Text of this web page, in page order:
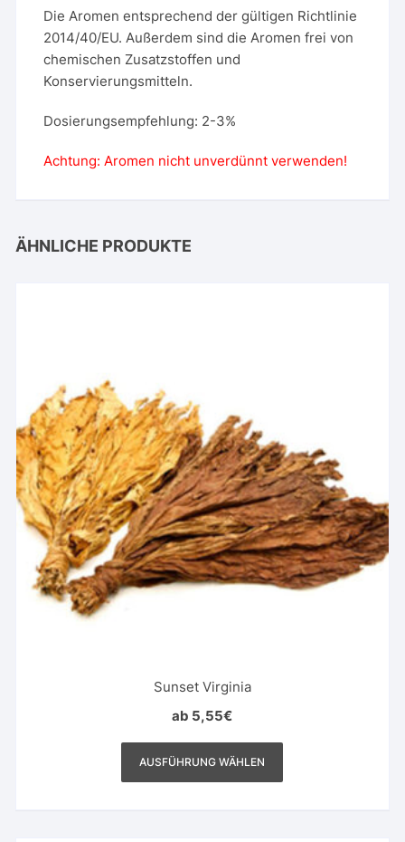
Die Aromen entsprechend der gültigen Richtlinie
2014/40/EU. Außerdem sind die Aromen frei von
chemischen Zusatzstoffen und
Konservierungsmitteln.
Dosierungsempfehlung: 2-3%
Achtung: Aromen nicht unverdünnt verwenden!
ÄHNLICHE PRODUKTE
Sunset Virginia
ab 5,55€
AUSFÜHRUNG WÄHLEN
Dieses
weist